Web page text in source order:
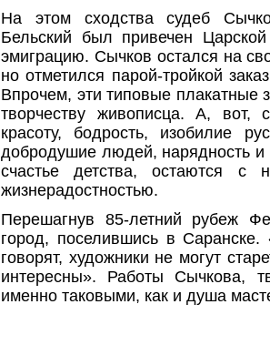
На этом сходства судеб
Бельский был привечен
эмиграцию. Сычков остался на
но отметился парой-тройкой
Впрочем, эти типовые плакатные
творчеству живописца. А, вот,
красоту, бодрость, изобилие
добродушие людей, нарядность и
счастье детства, остаются
жизнерадостностью.
Перешагнув 85-летний рубеж
город, поселившись в
говорят, художники не могут
интересны». Работы Сычкова,
именно таковыми, как и душа